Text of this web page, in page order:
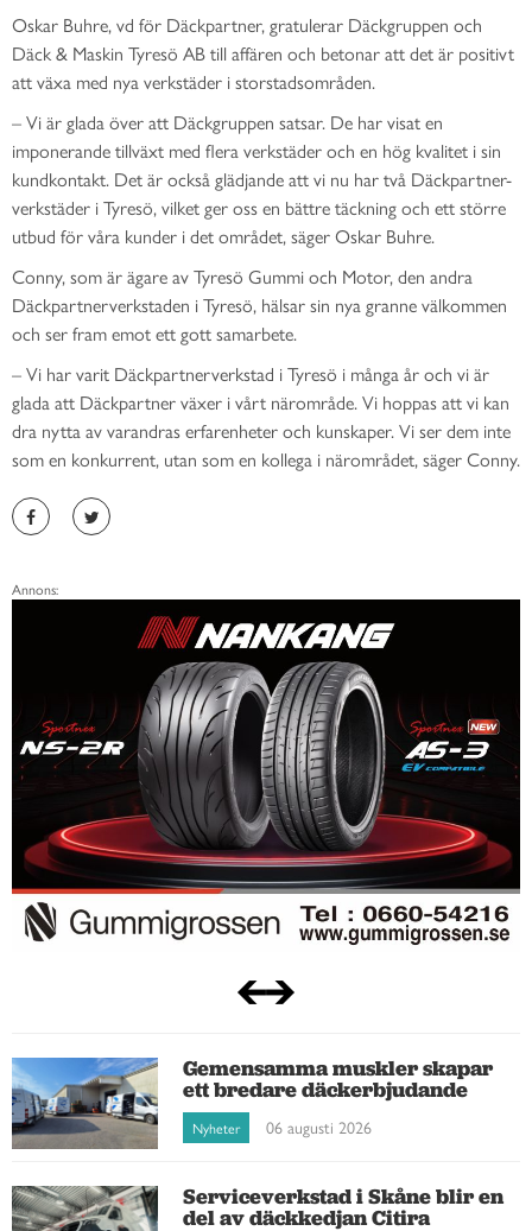
Oskar Buhre, vd för Däckpartner, gratulerar Däckgruppen och
Däck & Maskin Tyresö AB till affären och betonar att det är positivt
att växa med nya verkstäder i storstadsområden.
– Vi är glada över att Däckgruppen satsar. De har visat en
imponerande tillväxt med flera verkstäder och en hög kvalitet i sin
kundkontakt. Det är också glädjande att vi nu har två Däckpartner-
verkstäder i Tyresö, vilket ger oss en bättre täckning och ett större
utbud för våra kunder i det området, säger Oskar Buhre.
Conny, som är ägare av Tyresö Gummi och Motor, den andra
Däckpartnerverkstaden i Tyresö, hälsar sin nya granne välkommen
och ser fram emot ett gott samarbete.
– Vi har varit Däckpartnerverkstad i Tyresö i många år och vi är
glada att Däckpartner växer i vårt närområde. Vi hoppas att vi kan
dra nytta av varandras erfarenheter och kunskaper. Vi ser dem inte
som en konkurrent, utan som en kollega i närområdet, säger Conny.
Annons:
Gemensamma muskler skapar
ett bredare däckerbjudande
Nyheter 06 augusti 2026
Serviceverkstad i Skåne blir en
del av däckkedjan Citira